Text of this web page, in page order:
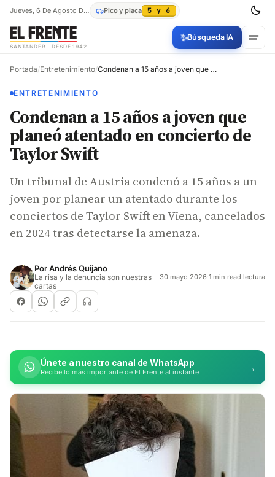
Jueves, 6 De Agosto De 2026 Pico y placa 5 y 6
SANTANDER · DESDE 1942
✨Búsqueda IA
Portada/Entretenimiento/ Condenan a 15 años a joven que planeó atentado en concierto de Taylor Swift
ENTRETENIMIENTO
Condenan a 15 años a joven que
planeó atentado en concierto de
Taylor Swift
Un tribunal de Austria condenó a 15 años a un
joven por planear un atentado durante los
conciertos de Taylor Swift en Viena, cancelados
en 2024 tras detectarse la amenaza.
PorAndrés Quijano
La risa y la denuncia son nuestras
cartas
30 mayo 2026·1 min read lectura
Únete a nuestro canal de WhatsApp
Recibe lo más importante de El Frente al instante →